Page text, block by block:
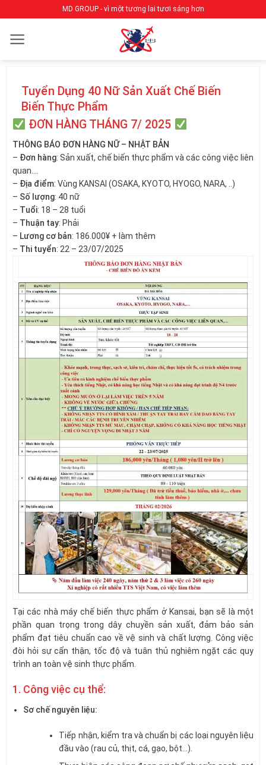
qua
nội
MD GROUP - vì một tương lai tươi sáng hơn
Tuyển Dụng 40 Nữ Sản Xuất Chế Biến
Biến Thực Phẩm
ĐƠN HÀNG THÁNG 7/ 2025
THÔNG BÁO ĐƠN HÀNG NỮ – NHẬT BẢN
– Đơn hàng: Sản xuất, chế biến thực phẩm và các công việc liên
quan….
– Địa điểm: Vùng KANSAI (OSAKA, KYOTO, HYOGO, NARA, ..)
– Số lượng: 40 nữ
– Tuổi: 18 – 28 tuổi
– Thuận tay: Phải
– Lương cơ bản: 186.000¥ + làm thêm
– Thi tuyển: 22 – 23/07/2025
Tại các nhà máy chế biến thực phẩm ở Kansai, bạn sẽ là một
phần quan trọng trong dây chuyền sản xuất, đảm bảo sản
phẩm đạt tiêu chuẩn cao về vệ sinh và chất lượng. Công việc
đòi hỏi sự cẩn thận, tốc độ và tuân thủ nghiêm ngặt các quy
trình an toàn vệ sinh thực phẩm.
1. Công việc cụ thể:
Sơ chế nguyên liệu:
Tiếp nhận, kiểm tra và chuẩn bị các loại nguyên liệu
đầu vào (rau củ, thịt, cá, gạo, bột…).